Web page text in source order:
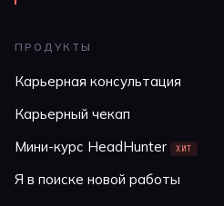
ПРОДУКТЫ
Карьерная консультация
Карьерный чекап
Мини-курс HeadHunter
ХИТ
Я в поиске новой работы